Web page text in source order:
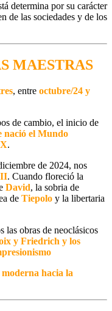
determina por su carácter
de las sociedades y de los
MAESTRAS
, entre octubre/24 y
de cambio, el inicio de
nació el Mundo
.
de 2024, nos
. Cuando floreció la
David, la sobria de
de Tiepolo y la libertaria
las obras de neoclásicos
y Friedrich y los
hacia la